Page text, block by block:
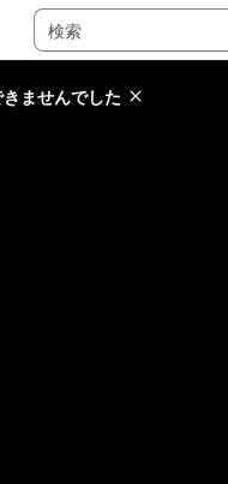
ませんでした